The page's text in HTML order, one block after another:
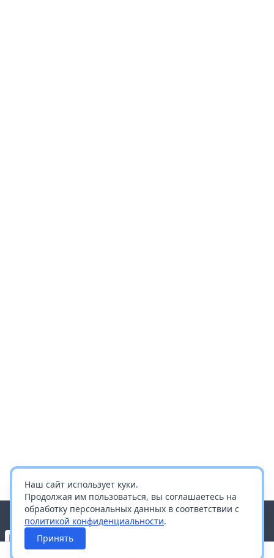
Наш сайт использует куки.
Продолжая им пользоваться, вы соглашаетесь на
обработку персональных данных в соответствии с
политикой конфиденциальности.
Принять